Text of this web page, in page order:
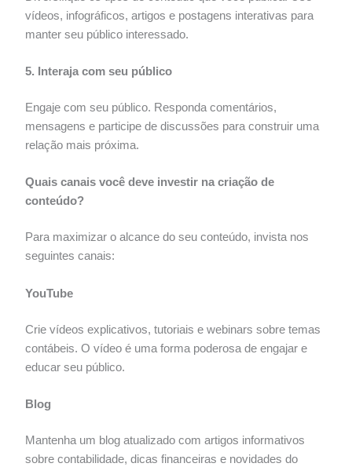
vídeos, infográficos, artigos e postagens interativas para
manter seu público interessado.
5. Interaja com seu público
Engaje com seu público. Responda comentários,
mensagens e participe de discussões para construir uma
relação mais próxima.
Quais canais você deve investir na criação de
conteúdo?
Para maximizar o alcance do seu conteúdo, invista nos
seguintes canais:
YouTube
Crie vídeos explicativos, tutoriais e webinars sobre temas
contábeis. O vídeo é uma forma poderosa de engajar e
educar seu público.
Blog
Mantenha um blog atualizado com artigos informativos
sobre contabilidade, dicas financeiras e novidades do